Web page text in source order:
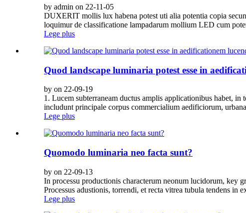
by admin on 22-11-05
DUXERIT mollis lux habena potest uti alia potentia copia
loquimur de classificatione lampadarum mollium LED cum
Lege plus
Quod landscape luminaria potest esse in
by on 22-09-19
1. Lucem subterraneam ductus amplis applicationibus habet,
includunt principale corpus commercialium aedificiorum,
Lege plus
Quomodo luminaria neo facta sunt?
by on 22-09-13
In processu productionis characterum neonum lucidorum, key
Processus adustionis, torrendi, et recta vitrea tubula tendens in
Lege plus